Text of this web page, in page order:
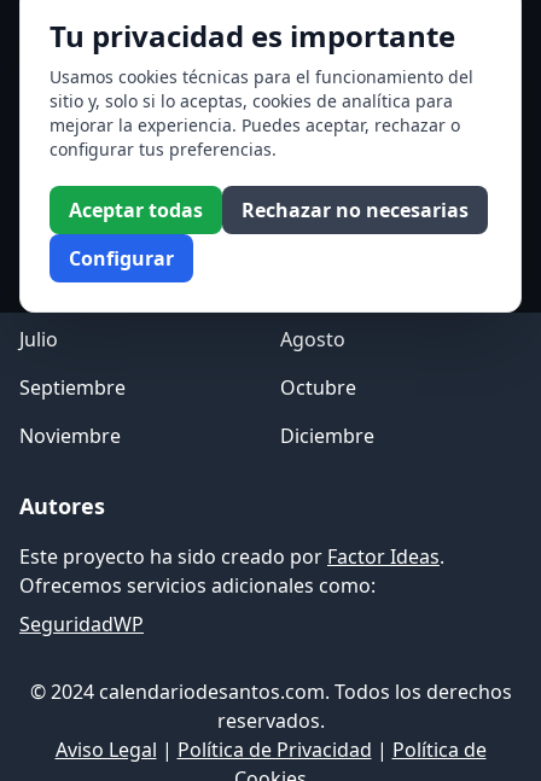
Tu privacidad es importante
Usamos cookies técnicas para el funcionamiento del
sitio y, solo si lo aceptas, cookies de analítica para
mejorar la experiencia. Puedes aceptar, rechazar o
configurar tus preferencias.
Aceptar todas
Rechazar no necesarias
Configurar
Santo Domingo de Guzmán
Ver todos los santos de hoy
Acceso a los Meses
Enero
Febrero
Marzo
Abril
Mayo
Julio
Agosto
Septiembre
Octubre
Noviembre
Diciembre
Autores
Este proyecto ha sido creado por Factor Ideas.
Ofrecemos servicios adicionales como:
SeguridadWP
© 2024 calendariodesantos.com. Todos los derechos
reservados.
Aviso Legal | Política de Privacidad | Política de